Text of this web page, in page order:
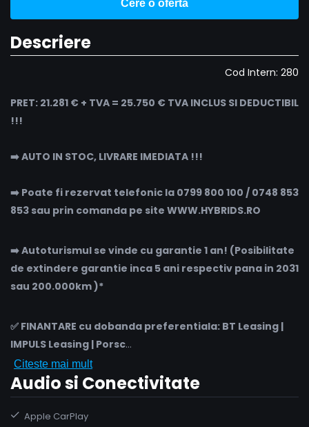
Cere o ofertă
Descriere
Cod Intern: 280
PRET: 21.281 € + TVA = 25.750 € TVA INCLUS SI DEDUCTIBIL
!!!
➡️ AUTO IN STOC, LIVRARE IMEDIATA !!!
➡️ Poate fi rezervat telefonic la 0799 800 100 / 0748 853
853 sau prin comanda pe site WWW.HYBRIDS.RO
➡️ Autoturismul se vinde cu garantie 1 an! (Posibilitate
de extindere garantie inca 5 ani respectiv pana in 2031
sau 200.000km )*
✅ FINANTARE cu dobanda preferentiala: BT Leasing |
IMPULS Leasing | Porsc...
Citeste mai mult
Audio si Conectivitate
Apple CarPlay